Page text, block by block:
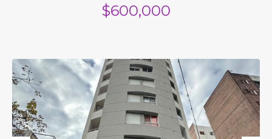
$600,000